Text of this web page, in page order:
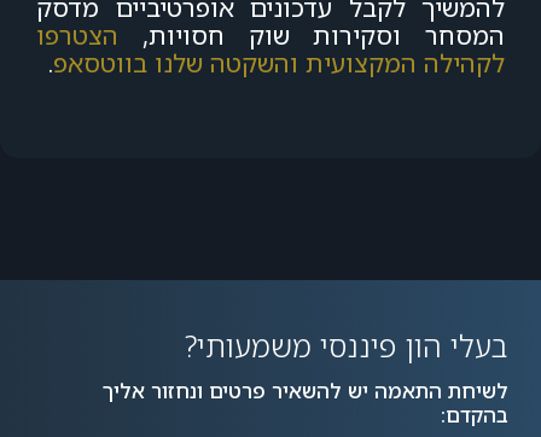
להמשיך לקבל עדכונים אופרטיביים מדסק
המסחר וסקירות שוק חסויות,
הצטרפו
לקהילה המקצועית והשקטה שלנו בווטסאפ.
בעלי הון פיננסי משמעותי?
לשיחת התאמה יש להשאיר פרטים ונחזור אליך
בהקדם: